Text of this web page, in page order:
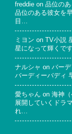
freddie on 品位の
品位のある彼女を
目…
ミヨン on
TV小説
星になって輝くで
ナルシャ on バー
バーディーバディ
愛ちゃん on 海神（
展開していくドラ
れ…